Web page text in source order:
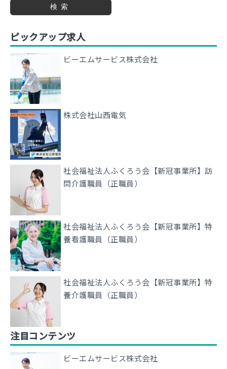
検索
ピックアップ求人
ビーエムサービス株式会社
株式会社山西電気
社会福祉法人ふくろう会【新冠事業所】訪
問介護職員（正職員）
社会福祉法人ふくろう会【新冠事業所】特
養看護職員（正職員）
社会福祉法人ふくろう会【新冠事業所】特
養介護職員（正職員）
注目コンテンツ
ビーエムサービス株式会社